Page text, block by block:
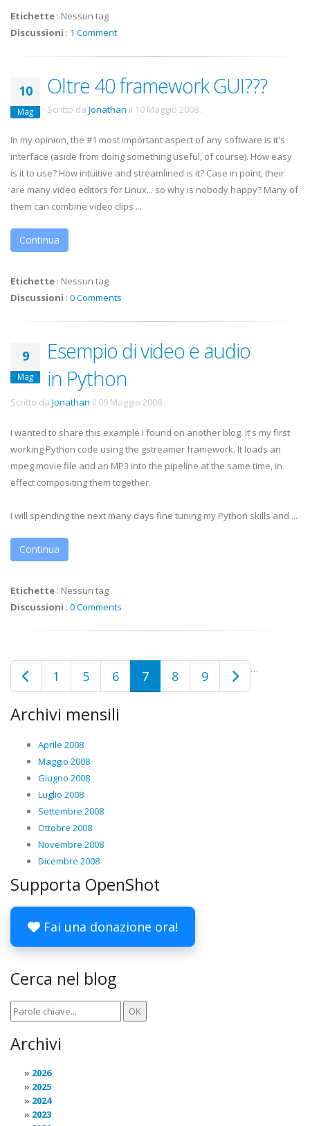
Etichette : Nessun tag
Discussioni : 1 Comment
10
Mag
Oltre 40 framework GUI???
Scritto da Jonathan il 10 Maggio 2008 .
In my opinion, the #1 most important aspect of any software is it's
interface (aside from doing something useful, of course). How easy
is it to use? How intuitive and streamlined is it? Case in point, their
are many video editors for Linux... so why is nobody happy? Many of
them can combine video clips ...
Continua
Etichette : Nessun tag
Discussioni : 0 Comments
9
Mag
Esempio di video e audio
in Python
Scritto da Jonathan il 09 Maggio 2008 .
I wanted to share this example I found on another blog. It's my first
working Python code using the gstreamer framework. It loads an
mpeg movie file and an MP3 into the pipeline at the same time, in
effect compositing them together.
I will spending the next many days fine tuning my Python skills and ...
Continua
Etichette : Nessun tag
Discussioni : 0 Comments
1 …
5 6 7 8 9
Archivi mensili
Aprile 2008
Maggio 2008
Giugno 2008
Luglio 2008
Settembre 2008
Ottobre 2008
Novembre 2008
Dicembre 2008
Supporta OpenShot
Fai una donazione ora!
Cerca nel blog
Archivi
2026
2025
2024
2023